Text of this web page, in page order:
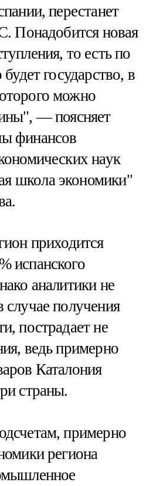
перестанет
Понадобится новая
то есть по
будет государство, в
можно
— поясняет
финансов
наук
школа экономики"
приходится
испанского
аналитики не
получения
пострадает не
ведь примерно
Каталония
страны.
примерно
региона